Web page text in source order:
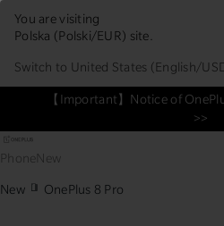
You are visiting
Polska (Polski/EUR) site.
Switch to United States (English/
【Important】Notice of
>>
Phone New
New OnePlus 8 Pro